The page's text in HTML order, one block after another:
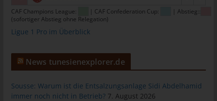
CAF Champions League: | CAF Confederation Cup:
| Abstieg::
(sofortiger Abstieg ohne Relegation)
Ligue 1 Pro im Überblick
News tunesienexplorer.de
Sousse: Warum ist die Entsalzungsanlage Sidi Abdelhamid
immer noch nicht in Betrieb? 7. August 2026
tunesienfussball.de
Uwe Wassenberg
4022 Akouda - Tunesien
Telefon: +216 216 16 616
E-Mail: